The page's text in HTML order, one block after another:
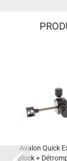
Avalon Quick
Block +